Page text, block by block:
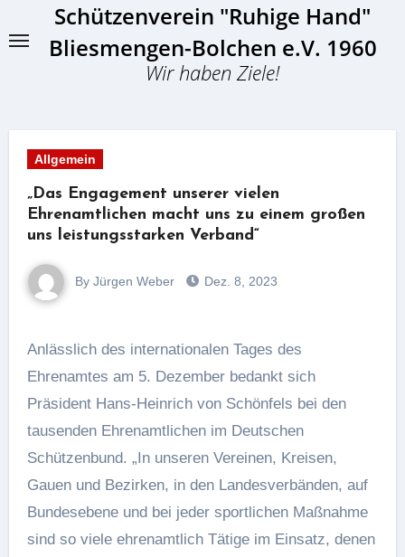
to
Schützenverein "Ruhige Hand"
Bliesmengen-Bolchen e.V. 1960
Wir haben Ziele!
Allgemein
„Das Engagement unserer vielen
Ehrenamtlichen macht uns zu einem großen
uns leistungsstarken Verband“
By Jürgen Weber Dez. 8, 2023
Anlässlich des internationalen Tages des
Ehrenamtes am 5. Dezember bedankt sich
Präsident Hans-Heinrich von Schönfels bei den
tausenden Ehrenamtlichen im Deutschen
Schützenbund. „In unseren Vereinen, Kreisen,
Gauen und Bezirken, in den Landesverbänden, auf
Bundesebene und bei jeder sportlichen Maßnahme
sind so viele ehrenamtlich Tätige im Einsatz, denen